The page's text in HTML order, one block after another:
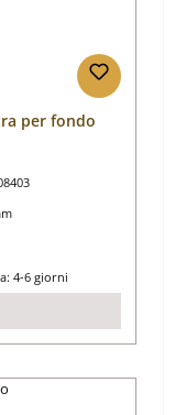
per fondo
4-6 giorni